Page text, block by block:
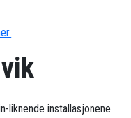
liknende installasjonene